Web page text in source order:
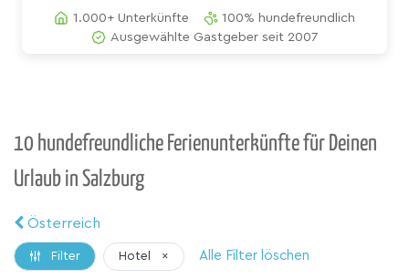
1.000+ Unterkünfte
100% hundefreundlich
Ausgewählte Gastgeber seit 2007
10 hundefreundliche Ferienunterkünfte für Deinen
Urlaub in Salzburg
Österreich
Filter Hotel × Alle Filter löschen